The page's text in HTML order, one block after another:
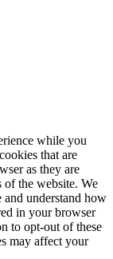
while you
that are
as they are
the website. We
and understand how
in your browser
to opt-out of these
may affect your